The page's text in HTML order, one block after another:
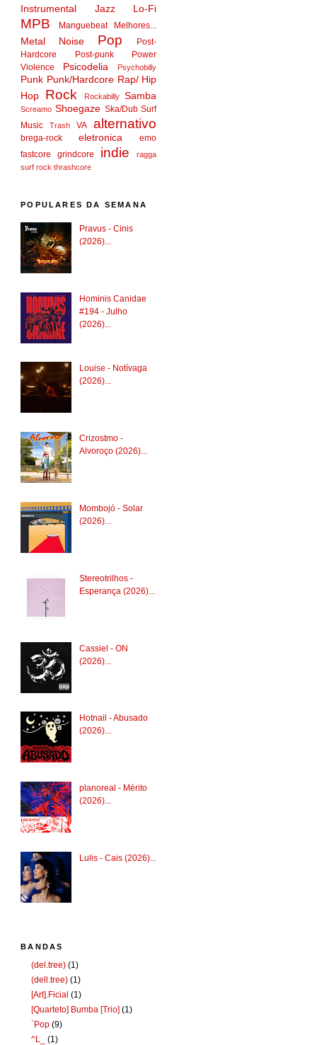
Instrumental Jazz Lo-Fi
MPB Manguebeat Melhores...
Metal Noise Pop
Post-
Hardcore
Post-punk
Power
Violence
Psicodelia Psychobilly
Punk Punk/Hardcore Rap/ Hip
Hop
Rock Rockabilly Samba
Screamo Shoegaze Ska/Dub Surf
Music
Trash VA alternativo
brega-rock eletronica
emo
fastcore
grindcore indie
ragga
surf rock thrashcore
POPULARES DA SEMANA
Pravus - Cinis
(2026)...
Hominis Canidae
#194 - Julho
(2026)...
Louise - Notívaga
(2026)...
Crizostmo -
Alvoroço (2026)...
Mombojó - Solar
(2026)...
Stereotrilhos -
Esperança (2026)...
Cassiel - ON
(2026)...
Hotnail - Abusado
(2026)...
planoreal - Mérito
(2026)...
Lulis - Cais (2026)...
BANDAS
(del.tree) (1)
(dell.tree) (1)
[Art].Ficial (1)
[Quarteto] Bumba [Trio] (1)
`Pop (9)
^L_
(1)